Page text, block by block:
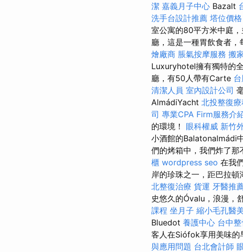
潔 嘉義月子中心 Bazalt
洗手台設計推薦 塔位價格
室公寓的80平方米中庭
廳，這是一種胃飲食者
燴廠商 脹氣按摩服務 搬
Luxuryhotel擁有獨特的
廳，有50人帶有Carte
清潔人員 室內設計公司
AlmádiYacht 北投整復療
司 專業CPA Firm服務介
的環境！ 眼科權威 新竹
小酒館的Balatonalmádi
們的烤箱中，我們炸了那
櫃 wordpress seo 在我
岸的珍珠之一，距巴拉
北整復治療 貨運 牙醫推
史悠久的Óvalu，浪漫，
課程 坐月子 縮小毛孔醫
Bluedot 養護中心 台中
客人在Siófok享用美味的
與應用問題 台北會計師